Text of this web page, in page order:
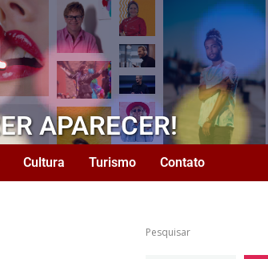
APARECER!
Cultura Turismo Contato
Pesquisar